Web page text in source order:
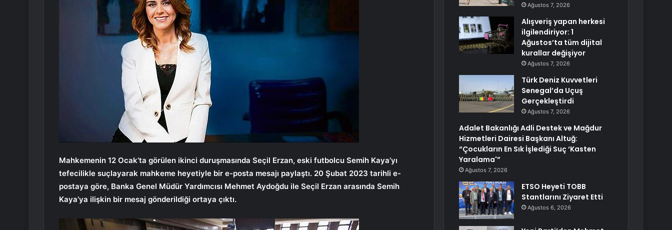
Mahkemenin 12 Ocak’ta görülen ikinci duruşmasında Seçil Erzan, eski futbolcu Semih Kaya’yı
tefecilikle suçlayarak mahkeme heyetiyle bir e-posta mesajı paylaştı. 20 Şubat 2023 tarihli e-
postaya göre, Banka Genel Müdür Yardımcısı Mehmet Aydoğdu ile Seçil Erzan arasında Semih
Kaya’ya ilişkin bir mesaj gönderildiği ortaya çıktı.
Ağustos 7, 2026
Alışveriş yapan herkesi
ilgilendiriyor: 1
Ağustos’ta tüm dijital
kurallar değişiyor
Ağustos 7, 2026
Türk Deniz Kuvvetleri
Senegal’da Uçuş
Gerçekleştirdi
Ağustos 7, 2026
Adalet Bakanlığı Adli Destek ve Mağdur
Hizmetleri Dairesi Başkanı Altuğ:
“Çocukların En Sık İşlediği Suç ‘Kasten
Yaralama'”
Ağustos 7, 2026
ETSO Heyeti TOBB
Stantlarını Ziyaret Etti
Ağustos 6, 2026